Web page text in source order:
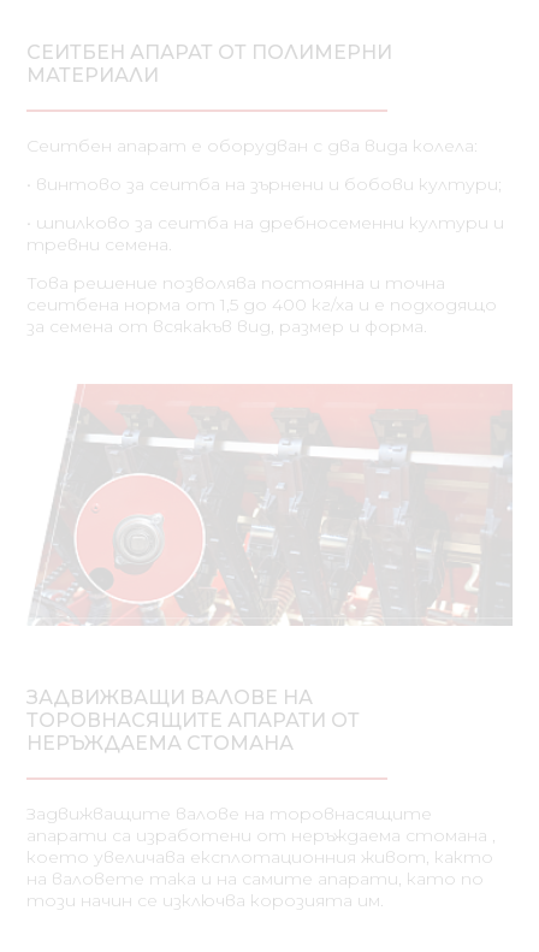
СЕИТБЕН АПАРАТ ОТ ПОЛИМЕРНИ
МАТЕРИАЛИ
Сеитбен апарат е оборудван с два вида колела:
• винтово за сеитба на зърнени и бобови култури;
• шпилково за сеитба на дребносеменни култури и
тревни семена.
Това решение позволява постоянна и точна
сеитбена норма от 1,5 до 400 кг/ха и е подходящо
за семена от всякакъв вид, размер и форма.
ЗАДВИЖВАЩИ ВАЛОВЕ НА
ТОРОВНАСЯЩИТЕ АПАРАТИ ОТ
НЕРЪЖДАЕМА СТОМАНА
Задвижващите валове на торовнасящите
апарати са изработени от неръждаема стомана ,
което увеличава експлотационния живот, както
на валовете така и на самите апарати, като по
този начин се изключва корозията им.